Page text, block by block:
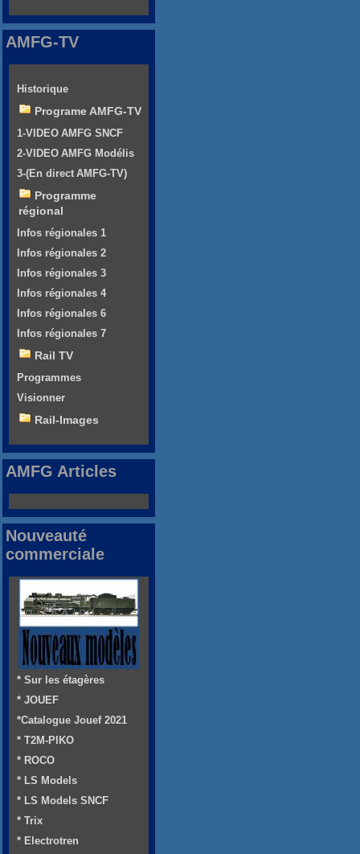
AMFG-TV
Historique
Programe AMFG-TV
1-VIDEO AMFG SNCF
2-VIDEO AMFG Modélis
3-(En direct AMFG-TV)
Programme
régional
Infos régionales 1
Infos régionales 2
Infos régionales 3
Infos régionales 4
Infos régionales 6
Infos régionales 7
Rail TV
Programmes
Visionner
Rail-Images
AMFG Articles
Nouveauté
commerciale
* Sur les étagères
* JOUEF
*Catalogue Jouef 2021
* T2M-PIKO
* ROCO
* LS Models
* LS Models SNCF
* Trix
* Electrotren